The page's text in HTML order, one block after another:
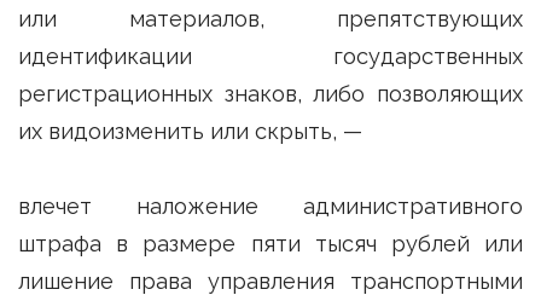
или материалов, препятствующих
идентификации государственных
регистрационных знаков, либо позволяющих
их видоизменить или скрыть, —
влечет наложение административного
штрафа в размере пяти тысяч рублей или
лишение права управления транспортными